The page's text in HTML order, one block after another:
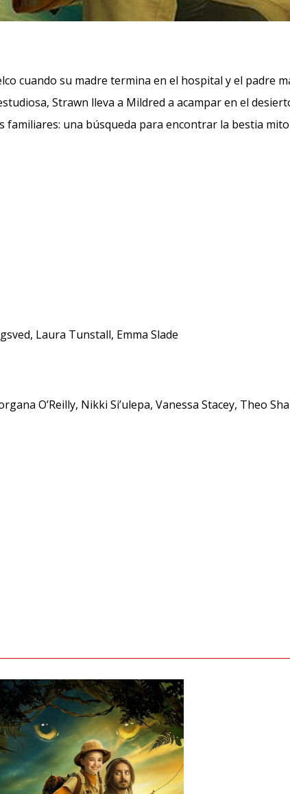
cuando su madre termina en el hospital y el padre
Strawn lleva a Mildred a acampar en el
familiares: una búsqueda para encontrar la bestia
Laura Tunstall, Emma Slade
O’Reilly, Nikki Si’ulepa, Vanessa Stacey, Theo